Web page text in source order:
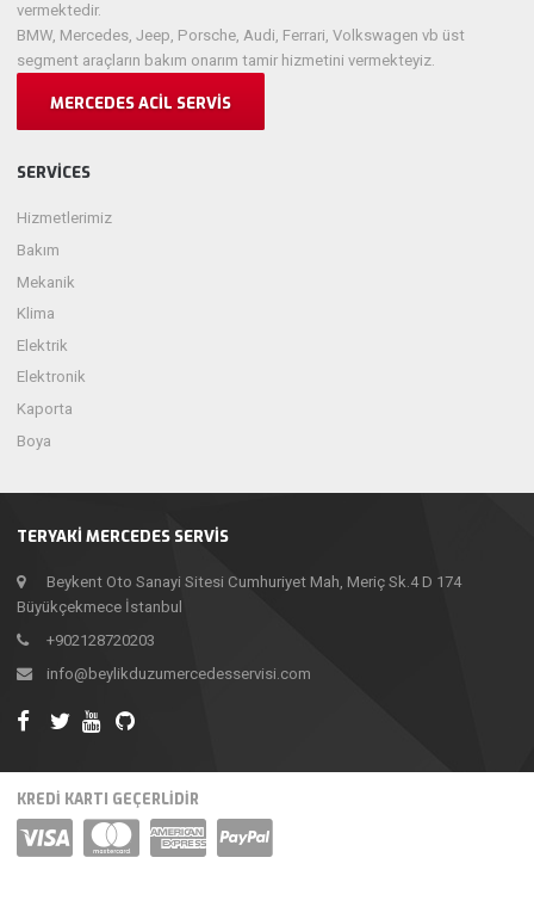
TERYAKI MERCEDES SERVIS
Beykent Oto Sanayi Sitesi Cumhuriyet Mah, Meriç Sk.4 D 174
Büyükçekmece İstanbul
+902128720203
info@beylikduzumercedesservisi.com
vermektedir.
BMW, Mercedes, Jeep, Porsche, Audi, Ferrari, Volkswagen vb üst
segment araçların bakım onarım tamir hizmetini vermekteyiz.
MERCEDES ACIL SERVIS
SERVICES
Hizmetlerimiz
Bakım
Mekanik
Klima
Elektrik
Elektronik
Kaporta
Boya
KREDİ KARTI GEÇERLİDİR